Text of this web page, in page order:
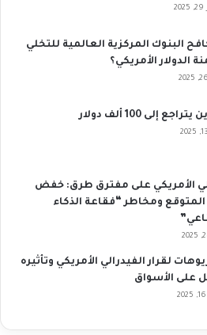
البنوك المركزية العالمية للتخلي
الدولار الأمريكي؟
إلى 100 ألف دولار
الأمريكي على مفترق طرق: خفض
المتوقع ومخاطر “فقاعة الذكاء
لقرار الفيدرالي الأمريكي وتأثيره
على الأسواق